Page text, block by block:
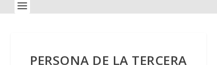
PERSONA DE LA TERCERA